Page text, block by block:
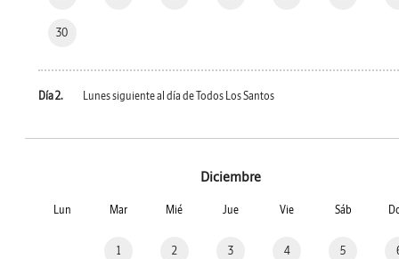
30
Día 2. Lunes siguiente al día de Todos Los Santos
Diciembre
Lun Mar Mié Jue Vie Sáb
1 2 3 4 5